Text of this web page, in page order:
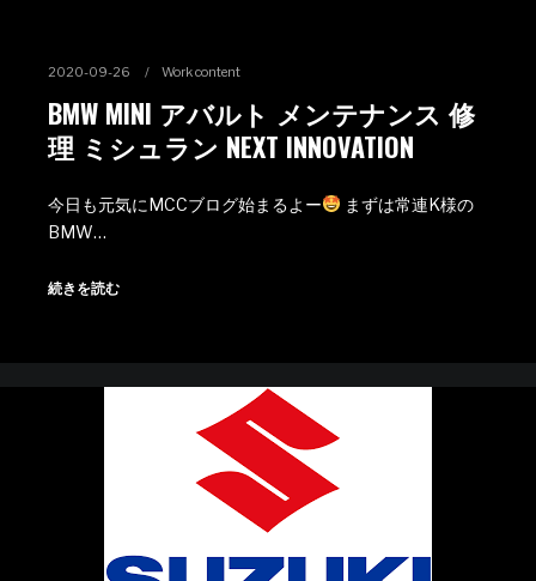
2020-09-26 Work content
BMW MINI アバルト メンテナンス 修
理 ミシュラン NEXT INNOVATION
今日も元気にMCCブログ始まるよー
まずは常連K様の
BMW…
続きを読む